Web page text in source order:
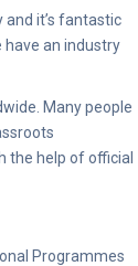
it’s fantastic
have an industry
Many people
the help of official
Programmes